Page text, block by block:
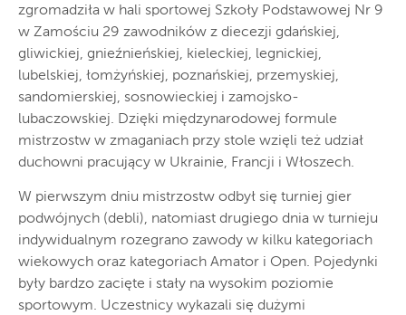
zgromadziła w hali sportowej Szkoły Podstawowej Nr 9
w Zamościu 29 zawodników z diecezji gdańskiej,
gliwickiej, gnieźnieńskiej, kieleckiej, legnickiej,
lubelskiej, łomżyńskiej, poznańskiej, przemyskiej,
sandomierskiej, sosnowieckiej i zamojsko-
lubaczowskiej. Dzięki międzynarodowej formule
mistrzostw w zmaganiach przy stole wzięli też udział
duchowni pracujący w Ukrainie, Francji i Włoszech.
W pierwszym dniu mistrzostw odbył się turniej gier
podwójnych (debli), natomiast drugiego dnia w turnieju
indywidualnym rozegrano zawody w kilku kategoriach
wiekowych oraz kategoriach Amator i Open. Pojedynki
były bardzo zacięte i stały na wysokim poziomie
sportowym. Uczestnicy wykazali się dużymi